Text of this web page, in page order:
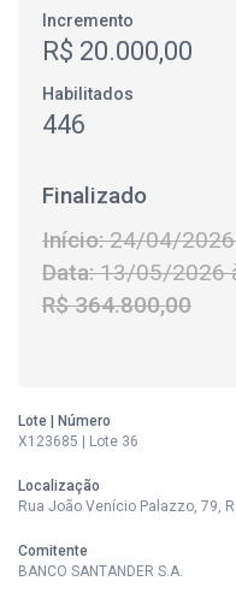
Incremento
R$ 20.000,00
Habilitados
446
Finalizado
Início:24/04/2026
Data:13/05/2026
R$ 364.800,00
Lote | Número
X123685 | Lote 36
Localização
Rua João Venício Palazzo, 79,
Comitente
BANCO SANTANDER S.A.